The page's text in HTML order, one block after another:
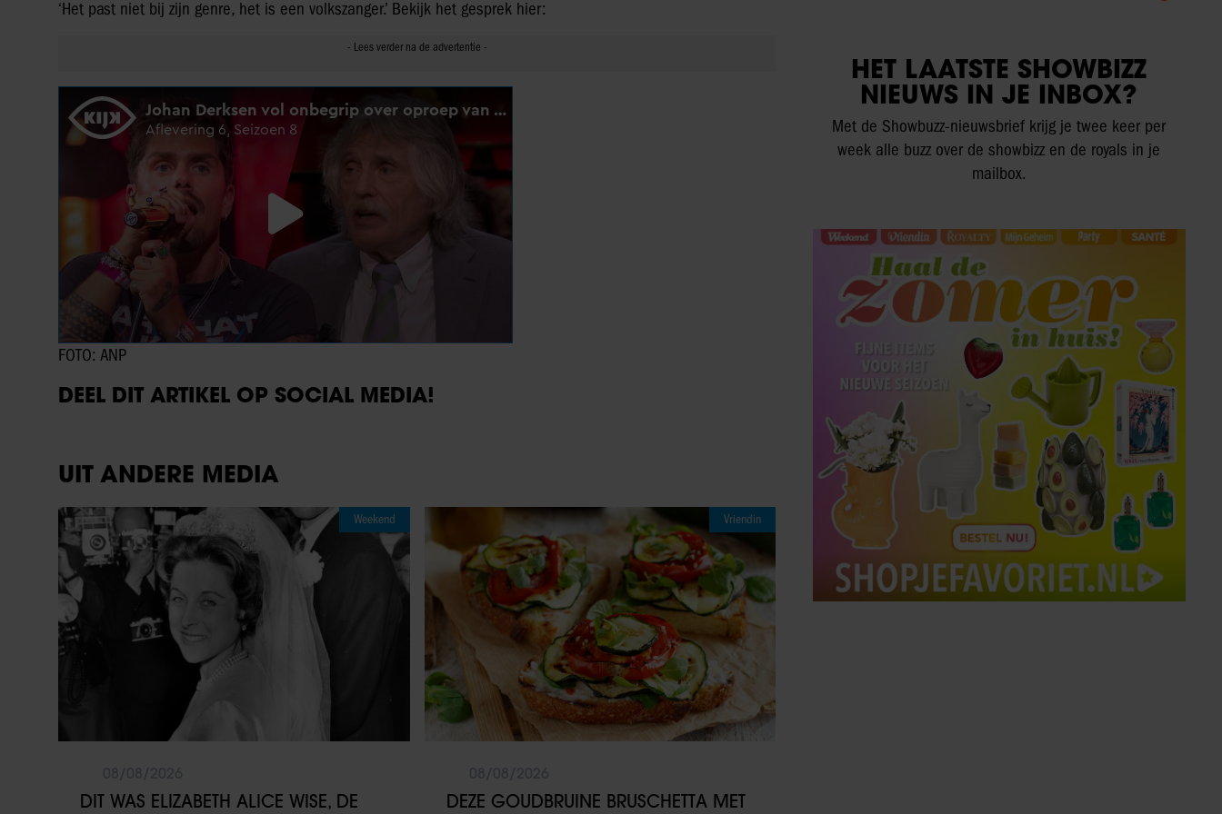
‘Het past niet bij zijn genre, het is een volkszanger.’ Bekijk het gesprek hier:
FOTO: ANP
DEEL DIT ARTIKEL OP SOCIAL MEDIA!
UIT ANDERE MEDIA
Weekend
DIT WAS ELIZABETH ALICE WISE, DE
Vriendin
DEZE GOUDBRUINE BRUSCHETTA MET
HET LAATSTE SHOWBIZZ
NIEUWS IN JE INBOX?
Met de Showbuzz-nieuwsbrief krijg je twee keer per
week alle buzz over de showbizz en de royals in je
mailbox.